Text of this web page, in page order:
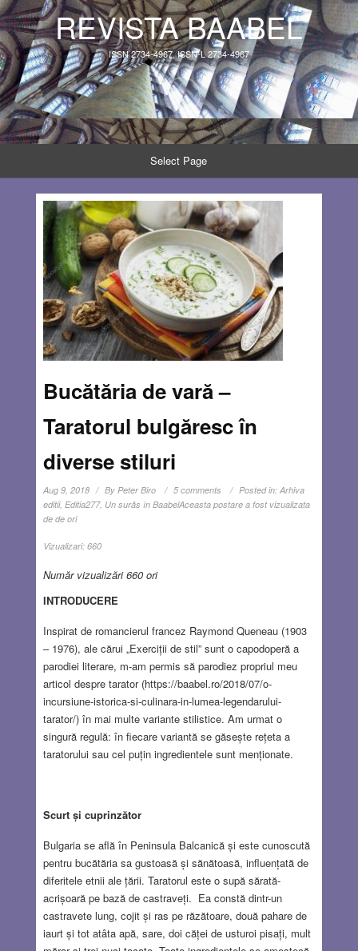
REVISTA BAABEL
ISSN 2734-4967, ISSN-L 2734-4967
Select Page
Bucătăria de vară –
Taratorul bulgăresc în
diverse stiluri
Aug 9, 2018 By Peter Biro 5 comments Posted in: Arhiva
editii, Editia277, Un surâs în BaabelAceasta postare a fost vizualizata
de de ori
Vizualizari: 660
Număr vizualizări 660 ori
INTRODUCERE
Inspirat de romancierul francez Raymond Queneau (1903
– 1976), ale cărui „Exerciții de stil” sunt o capodoperă a
parodiei literare, m-am permis să parodiez propriul meu
articol despre tarator (https://baabel.ro/2018/07/o-
incursiune-istorica-si-culinara-in-lumea-legendarului-
tarator/) în mai multe variante stilistice. Am urmat o
singură regulă: în fiecare variantă se găsește rețeta a
taratorului sau cel puțin ingredientele sunt menționate.
Scurt și cuprinzător
Bulgaria se află în Peninsula Balcanică și este cunoscută
pentru bucătăria sa gustoasă și sănătoasă, influențată de
diferitele etnii ale țării. Taratorul este o supă sărată-
acrișoară pe bază de castraveți. Ea constă dintr-un
castravete lung, cojit și ras pe răzătoare, două pahare de
iaurt și tot atâta apă, sare, doi căței de usturoi pisați, mult